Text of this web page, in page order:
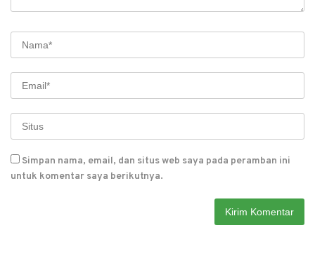
Simpan nama, email, dan situs web saya pada peramban ini
untuk komentar saya berikutnya.